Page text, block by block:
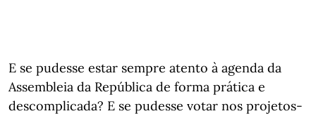
E se pudesse estar sempre atento à agenda da
Assembleia da República de forma prática e
descomplicada? E se pudesse votar nos projetos-